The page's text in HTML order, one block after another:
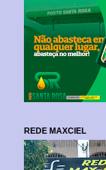
REDE MAXCIEL